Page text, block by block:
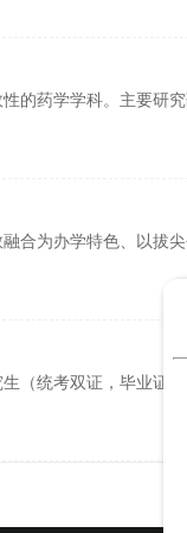
的药学学科。主要研究
合为办学特色、以拔
（统考双证，毕业证 +